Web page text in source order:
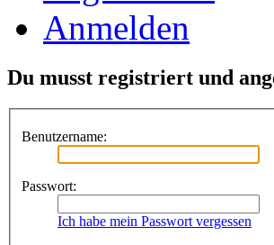
Anmelden
Du musst registriert und
Benutzername:
Passwort:
Ich habe mein Passwort vergessen